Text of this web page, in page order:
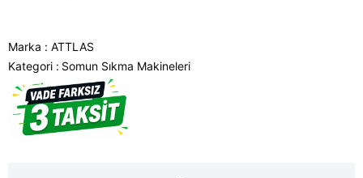
Marka : ATTLAS
Kategori : Somun Sıkma Makineleri